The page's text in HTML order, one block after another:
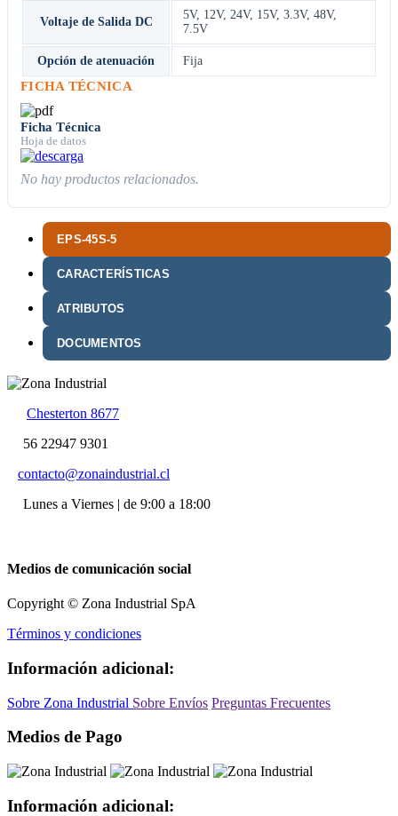
EPS-45S-5
CARACTERÍSTICAS
ATRIBUTOS
DOCUMENTOS
Voltaje de Salida DC
5V, 12V, 24V, 15V, 3.3V, 48V,
7.5V
Opción de atenuación Fija
FICHA TÉCNICA
Ficha Técnica
Hoja de datos
No hay productos relacionados.
Chesterton 8677
56 22947 9301
contacto@zonaindustrial.cl
Lunes a Viernes | de 9:00 a 18:00
Medios de comunicación social
Copyright © Zona Industrial SpA
Términos y condiciones
Información adicional:
Sobre Zona Industrial Sobre Envíos Preguntas Frecuentes
Medios de Pago
Información adicional: